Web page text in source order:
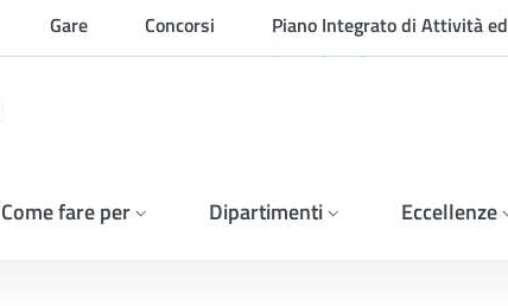
Gare Concorsi
Piano Integrato di Attività ed
Organizzazione
fare per Dipartimenti Eccellenze